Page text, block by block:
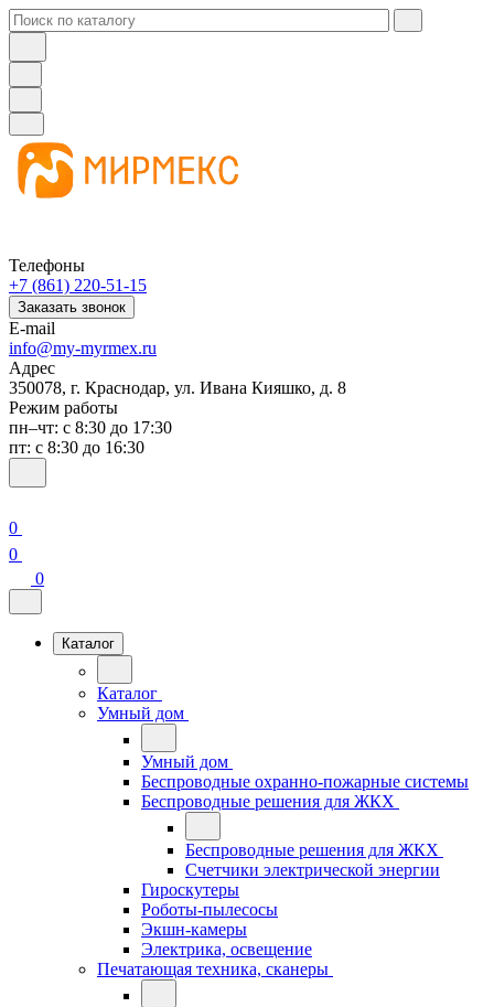
Телефоны
+7 (861) 220-51-15
Заказать звонок
E-mail
info@my-myrmex.ru
Адрес
350078, г. Краснодар, ул. Ивана Кияшко, д. 8
Режим работы
пн–чт: с 8:30 до 17:30
пт: с 8:30 до 16:30
0
0
0
Каталог
Каталог
Умный дом
Умный дом
Беспроводные охранно-пожарные системы
Беспроводные решения для ЖКХ
Беспроводные решения для ЖКХ
Счетчики электрической энергии
Гироскутеры
Роботы-пылесосы
Экшн-камеры
Электрика, освещение
Печатающая техника, сканеры